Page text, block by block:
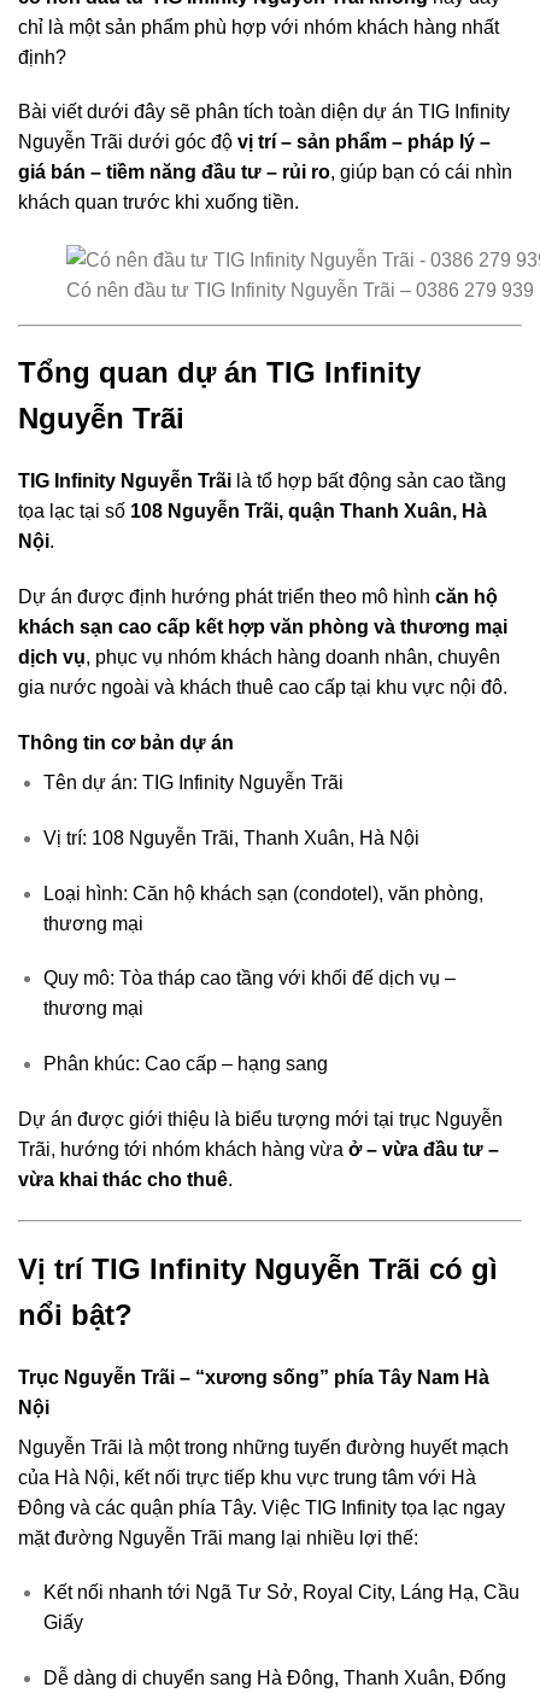
chỉ là một sản phẩm phù hợp với nhóm khách hàng nhất
định?
Bài viết dưới đây sẽ phân tích toàn diện dự án TIG Infinity
Nguyễn Trãi dưới góc độ vị trí – sản phẩm – pháp lý –
giá bán – tiềm năng đầu tư – rủi ro, giúp bạn có cái nhìn
khách quan trước khi xuống tiền.
Có nên đầu tư TIG Infinity Nguyễn Trãi – 0386 279 939
Tổng quan dự án TIG Infinity
Nguyễn Trãi
TIG Infinity Nguyễn Trãi là tổ hợp bất động sản cao tầng
tọa lạc tại số 108 Nguyễn Trãi, quận Thanh Xuân, Hà
Nội.
Dự án được định hướng phát triển theo mô hình căn hộ
khách sạn cao cấp kết hợp văn phòng và thương mại
dịch vụ, phục vụ nhóm khách hàng doanh nhân, chuyên
gia nước ngoài và khách thuê cao cấp tại khu vực nội đô.
Thông tin cơ bản dự án
Tên dự án: TIG Infinity Nguyễn Trãi
Vị trí: 108 Nguyễn Trãi, Thanh Xuân, Hà Nội
Loại hình: Căn hộ khách sạn (condotel), văn phòng,
thương mại
Quy mô: Tòa tháp cao tầng với khối đế dịch vụ –
thương mại
Phân khúc: Cao cấp – hạng sang
Dự án được giới thiệu là biểu tượng mới tại trục Nguyễn
Trãi, hướng tới nhóm khách hàng vừa ở – vừa đầu tư –
vừa khai thác cho thuê.
Vị trí TIG Infinity Nguyễn Trãi có gì
nổi bật?
Trục Nguyễn Trãi – “xương sống” phía Tây Nam Hà
Nội
Nguyễn Trãi là một trong những tuyến đường huyết mạch
của Hà Nội, kết nối trực tiếp khu vực trung tâm với Hà
Đông và các quận phía Tây. Việc TIG Infinity tọa lạc ngay
mặt đường Nguyễn Trãi mang lại nhiều lợi thế:
Kết nối nhanh tới Ngã Tư Sở, Royal City, Láng Hạ, Cầu
Giấy
Dễ dàng di chuyển sang Hà Đông, Thanh Xuân, Đống